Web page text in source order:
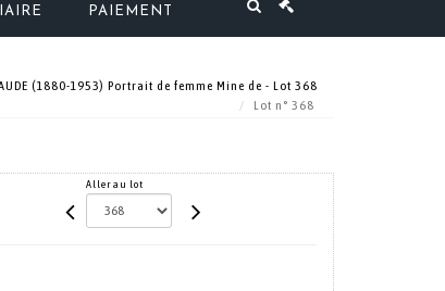
PAIEMENT
(1880-1953) Portrait de femme Mine de - Lot 368
Lot n° 368
Aller au lot